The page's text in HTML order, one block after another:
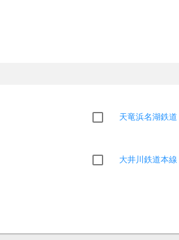
天竜浜名湖鉄
大井川鉄道本